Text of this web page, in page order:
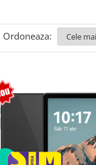
Ordoneaza: